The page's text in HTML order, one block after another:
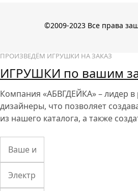
©2009-2023 Все права
ПРОИЗВЕДЁМ ИГРУШКИ НА ЗАКАЗ
ИГРУШКИ по вашим
Компания «АБВГДЕЙКА»– лидер
дизайнеры, что позволяет
из нашего каталога, а также